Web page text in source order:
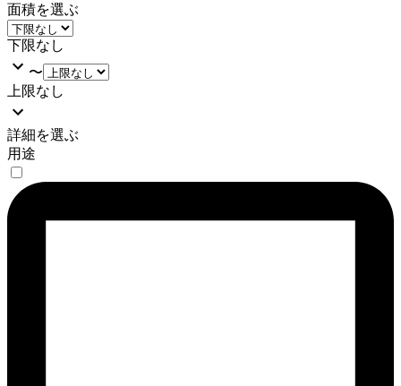
面積を選ぶ
下限なし
〜
上限なし
詳細を選ぶ
用途